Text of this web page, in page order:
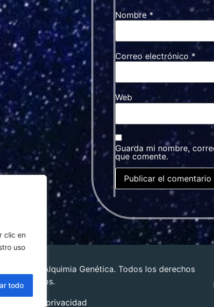
clic en
uso
todo
Nombre *
Correo electrónico *
Web
Guarda mi nombre,
que comente.
© 2024 Alquimia Genética. Todos los derechos
reservados.
Aviso de privacidad